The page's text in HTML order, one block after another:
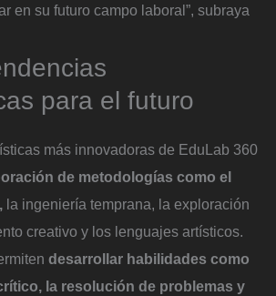
en su futuro campo laboral”, subraya
para el futuro
más innovadoras de EduLab 360
de metodologías como el
la ingeniería temprana, la exploración
creativo y los lenguajes artísticos.
desarrollar habilidades como
la resolución de problemas y